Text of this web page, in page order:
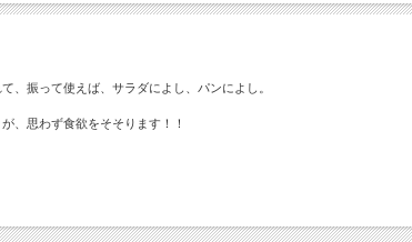
、振って使えば、サラダによし、パンによし。
、思わず食欲をそそります！！